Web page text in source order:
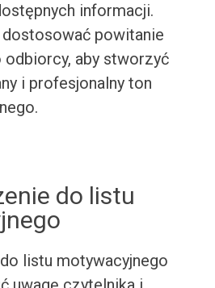
informacji.
dostosować powitanie
aby stworzyć
i profesjonalny ton
do listu
listu motywacyjnego